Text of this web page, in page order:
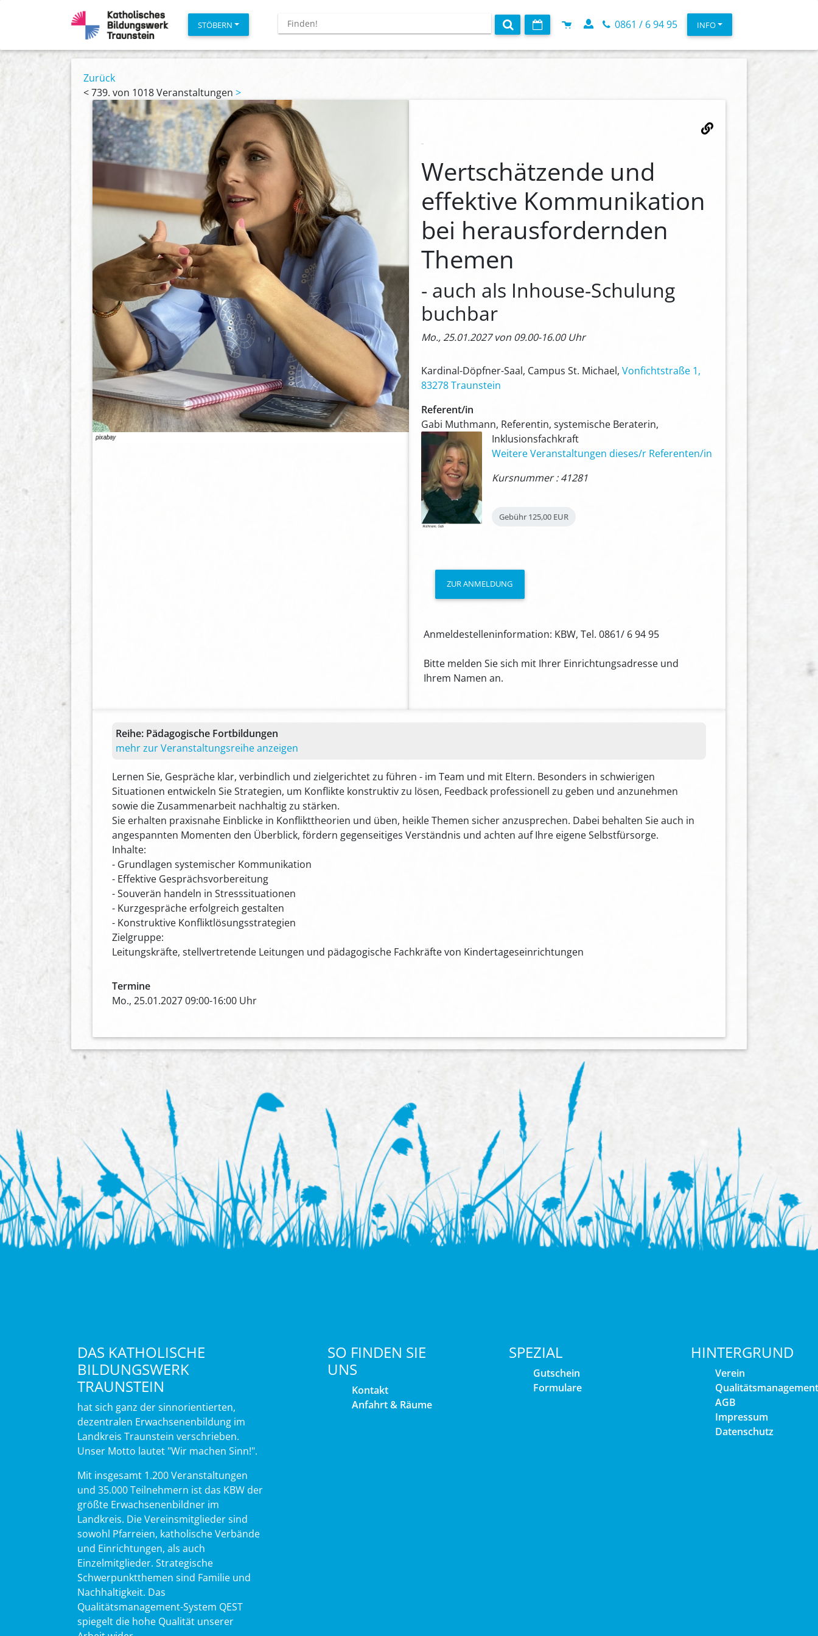
STÖBERN 0861 / 6 94 95 INFO
Zurück
<739. von 1018 Veranstaltungen >
Wertschätzende und
effektive Kommunikation
bei herausfordernden
Themen
- auch als Inhouse-Schulung
buchbar
Mo., 25.01.2027 von 09.00-16.00 Uhr
Kardinal-Döpfner-Saal, Campus St. Michael, Vonfichtstraße 1,
83278 Traunstein
Referent/in
Gabi Muthmann, Referentin, systemische Beraterin,
Inklusionsfachkraft
Weitere Veranstaltungen dieses/r Referenten/in
Kursnummer : 41281
Gebühr 125,00 EUR
ZUR ANMELDUNG
Anmeldestelleninformation: KBW, Tel. 0861/ 6 94 95
Bitte melden Sie sich mit Ihrer Einrichtungsadresse und
Ihrem Namen an.
Reihe: Pädagogische Fortbildungen
mehr zur Veranstaltungsreihe anzeigen
Lernen Sie, Gespräche klar, verbindlich und zielgerichtet zu führen - im Team und mit Eltern. Besonders in schwierigen
Situationen entwickeln Sie Strategien, um Konflikte konstruktiv zu lösen, Feedback professionell zu geben und anzunehmen
sowie die Zusammenarbeit nachhaltig zu stärken.
Sie erhalten praxisnahe Einblicke in Konflikttheorien und üben, heikle Themen sicher anzusprechen. Dabei behalten Sie auch in
angespannten Momenten den Überblick, fördern gegenseitiges Verständnis und achten auf Ihre eigene Selbstfürsorge.
Inhalte:
- Grundlagen systemischer Kommunikation
- Effektive Gesprächsvorbereitung
- Souverän handeln in Stresssituationen
- Kurzgespräche erfolgreich gestalten
- Konstruktive Konfliktlösungsstrategien
Zielgruppe:
Leitungskräfte, stellvertretende Leitungen und pädagogische Fachkräfte von Kindertageseinrichtungen
Termine
Mo., 25.01.2027 09:00-16:00 Uhr
DAS KATHOLISCHE
BILDUNGSWERK
TRAUNSTEIN
hat sich ganz der sinnorientierten,
dezentralen Erwachsenenbildung im
Landkreis Traunstein verschrieben.
Unser Motto lautet "Wir machen Sinn!".
Mit insgesamt 1.200 Veranstaltungen
und 35.000 Teilnehmern ist das KBW der
größte Erwachsenenbildner im
Landkreis. Die Vereinsmitglieder sind
sowohl Pfarreien, katholische Verbände
und Einrichtungen, als auch
Einzelmitglieder. Strategische
Schwerpunktthemen sind Familie und
Nachhaltigkeit. Das
Qualitätsmanagement-System QEST
spiegelt die hohe Qualität unserer
SO FINDEN SIE
UNS
Kontakt
Anfahrt & Räume
SPEZIAL
Gutschein
Formulare
HINTERGRUND
Verein
Qualitätsmanagement
AGB
Impressum
Datenschutz